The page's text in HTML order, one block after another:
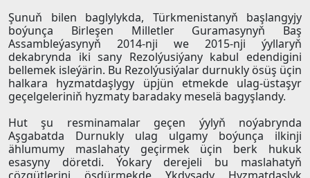
Şunuň bilen baglylykda, Türkmenistanyň başlangyjy
boýunça Birleşen Milletler Guramasynyň Baş
Assambleýasynyň 2014-nji we 2015-nji ýyllaryň
dekabrynda iki sany Rezolýusiýany kabul edendigini
bellemek isleýärin. Bu Rezolýusiýalar durnukly ösüş üçin
halkara hyzmatdaşlygy üpjün etmekde ulag-üstaşyr
geçelgeleriniň hyzmaty baradaky meselä bagyşlandy.
Hut şu resminamalar geçen ýylyň noýabrynda
Aşgabatda Durnukly ulag ulgamy boýunça ilkinji
ählumumy maslahaty geçirmek üçin berk hukuk
esasyny döretdi. Ýokary derejeli bu maslahatyň